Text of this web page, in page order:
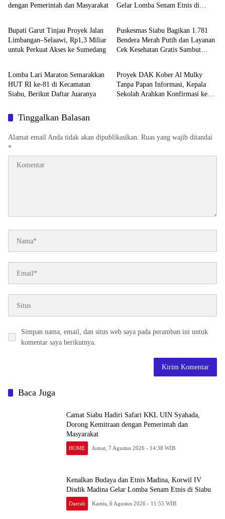
dengan Pemerintah dan Masyarakat
Gelar Lomba Senam Etnis di
Daerah
Bupati Garut Tinjau Proyek Jalan
Limbangan–Selaawi, Rp1,3 Miliar
untuk Perkuat Akses ke Sumedang
Daerah
Puskesmas Siabu Bagikan 1.781
Bendera Merah Putih dan Layanan
Cek Kesehatan Gratis Sambut
Daerah
Lomba Lari Maraton Semarakkan
HUT RI ke-81 di Kecamatan
Siabu, Berikut Daftar Juaranya
Garut
Proyek DAK Kober Al Mulky
Tanpa Papan Informasi, Kepala
Sekolah Arahkan Konfirmasi ke
Tinggalkan Balasan
Alamat email Anda tidak akan dipublikasikan. Ruas yang wajib ditandai
*
Simpan nama, email, dan situs web saya pada peramban ini untuk
komentar saya berikutnya.
Baca Juga
Camat Siabu Hadiri Safari KKL UIN Syahada,
Dorong Kemitraan dengan Pemerintah dan
Masyarakat
HOME Jumat, 7 Agustus 2026 - 14:38 WIB
Kenalkan Budaya dan Etnis Madina, Korwil IV
Disdik Madina Gelar Lomba Senam Etnis di Siabu
Daerah Kamis, 6 Agustus 2026 - 11:55 WIB